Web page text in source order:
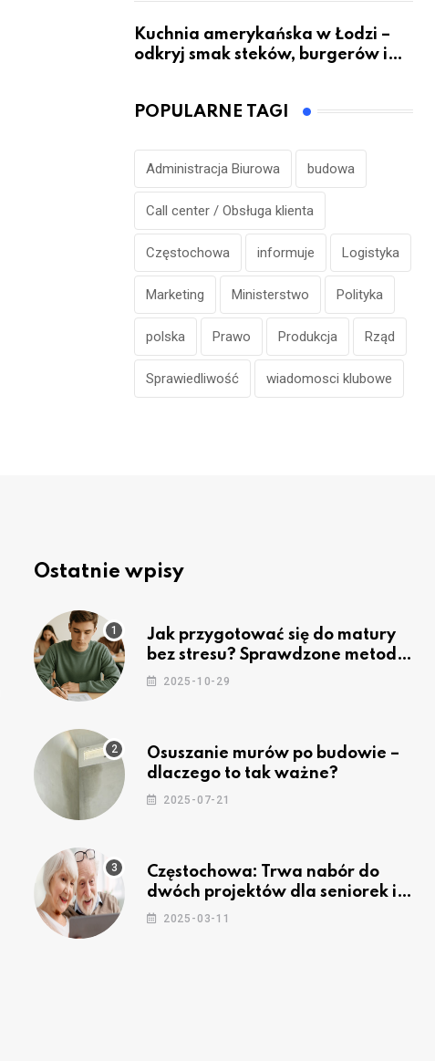
Kuchnia amerykańska w Łodzi –
odkryj smak steków, burgerów i
POPULARNE TAGI
Administracja Biurowa budowa
Call center / Obsługa klienta
Częstochowa informuje Logistyka
Marketing Ministerstwo Polityka
polska Prawo Produkcja Rząd
Sprawiedliwość wiadomosci klubowe
Ostatnie wpisy
Jak przygotować się do matury
bez stresu? Sprawdzone metody
nauki z kursów w Częstochowie
2025-10-29
Osuszanie murów po budowie –
dlaczego to tak ważne?
2025-07-21
Częstochowa: Trwa nabór do
dwóch projektów dla seniorek i
seniorów
2025-03-11